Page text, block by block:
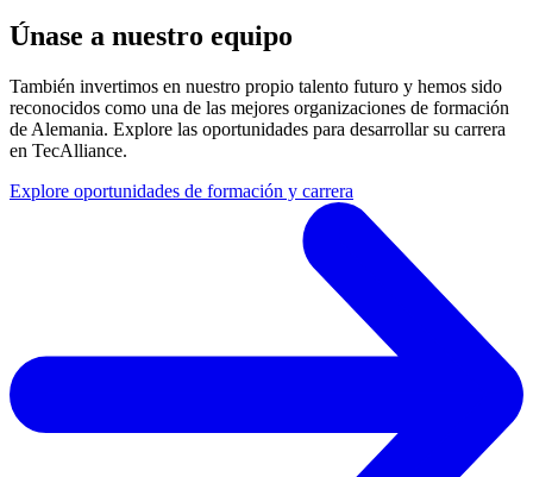
Únase a nuestro equipo
También invertimos en nuestro propio talento futuro y hemos sido
reconocidos como una de las mejores organizaciones de formación
de Alemania. Explore las oportunidades para desarrollar su carrera
en TecAlliance.
Explore oportunidades de formación y carrera